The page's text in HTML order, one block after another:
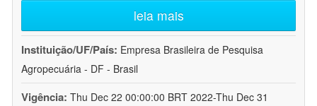
leia mais
Instituição/UF/País: Empresa Brasileira de Pesquisa
Agropecuária - DF - Brasil
Vigência: Thu Dec 22 00:00:00 BRT 2022-Thu Dec 31